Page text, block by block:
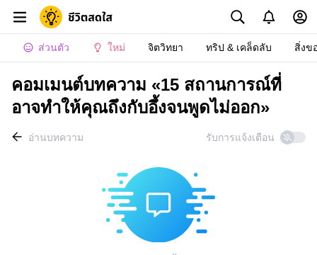
ส่วนตัว ใหม่ จิตวิทยา ทริป & เคล็ดลับ สิ่งข
คอมเมนต์บทความ «15 สถานการณ์ที่
อาจทำให้คุณถึงกับอึ้งจนพูดไม่ออก»
อ่านบทความ รับการแจ้งเตือน